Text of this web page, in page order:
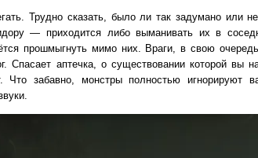
Трудно сказать, было ли так задумано или
— приходится либо выманивать их в
прошмыгнуть мимо них. Враги, в свою
Спасает аптечка, о существовании которой вы
Что забавно, монстры полностью игнорируют